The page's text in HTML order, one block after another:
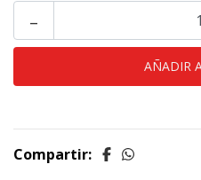
-
Compartir: